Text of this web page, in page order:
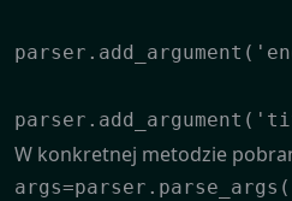
W konkretnej metodzie